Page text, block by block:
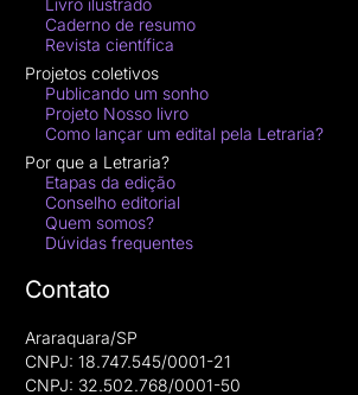
Livro ilustrado
Caderno de resumo
Revista científica
Projetos coletivos
Publicando um sonho
Projeto Nosso livro
Como lançar um edital pela Letraria?
Por que a Letraria?
Etapas da edição
Conselho editorial
Quem somos?
Dúvidas frequentes
Contato
Araraquara/SP
CNPJ: 18.747.545/0001-21
CNPJ: 32.502.768/0001-50